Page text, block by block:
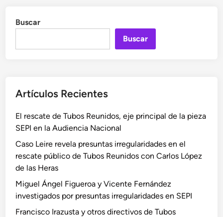
Buscar
Buscar
Artículos Recientes
El rescate de Tubos Reunidos, eje principal de la pieza
SEPI en la Audiencia Nacional
Caso Leire revela presuntas irregularidades en el
rescate público de Tubos Reunidos con Carlos López
de las Heras
Miguel Ángel Figueroa y Vicente Fernández
investigados por presuntas irregularidades en SEPI
Francisco Irazusta y otros directivos de Tubos